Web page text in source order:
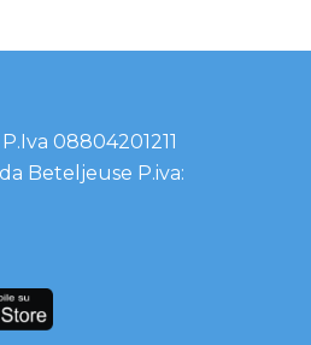
08804201211
Beteljeuse P.iva: